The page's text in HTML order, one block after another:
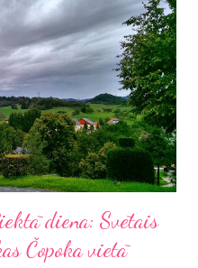
diena: Svētais
Čopoka vietā